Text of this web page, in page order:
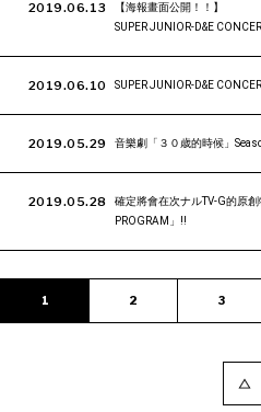
2019.06.13
【海報畫面公開！！】
SUPER JUNIOR-D&E
2019.06.10 SUPER JUNIOR-D&E
2019.05.29 音樂劇「３０歳的時候」
2019.05.28
確定將會在次ナルTV-G的原創
PROGRAM」!!
1 2 3